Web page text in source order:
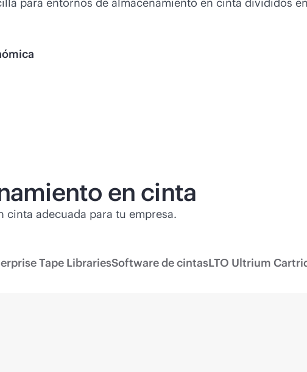
en cinta
cinta adecuada para tu empresa.
Tape LibrariesSoftware de cintasLTO Ultrium